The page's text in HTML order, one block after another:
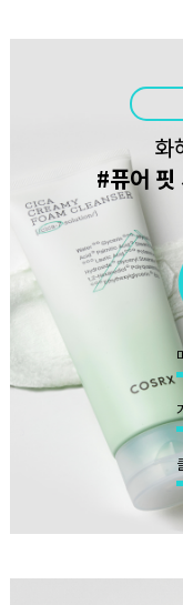
화
#퓨어 핏